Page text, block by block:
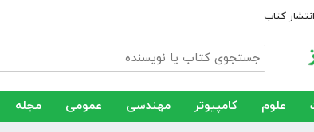
کتاب
علوم کامپیوتر مهندسی عمومی مجله